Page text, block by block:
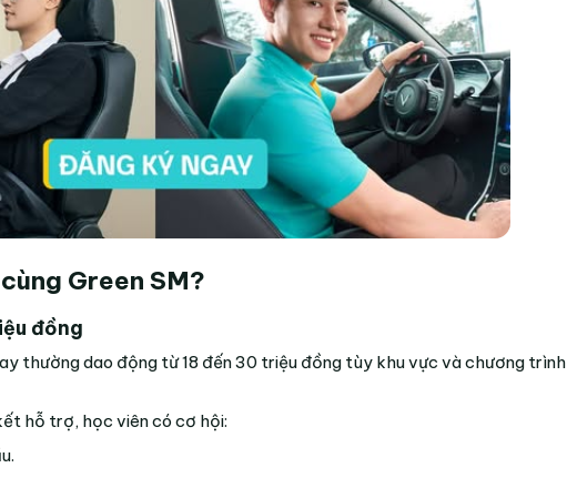
Green SM?
đồng
thường dao động từ 18 đến 30 triệu đồng tùy khu vực và chương trình
hỗ trợ, học viên có cơ hội: